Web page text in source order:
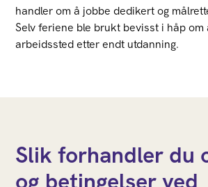
handler om å jobbe dedikert og
Selv feriene ble brukt bevisst i håp
arbeidssted etter endt utdanning.
Slik forhandler du